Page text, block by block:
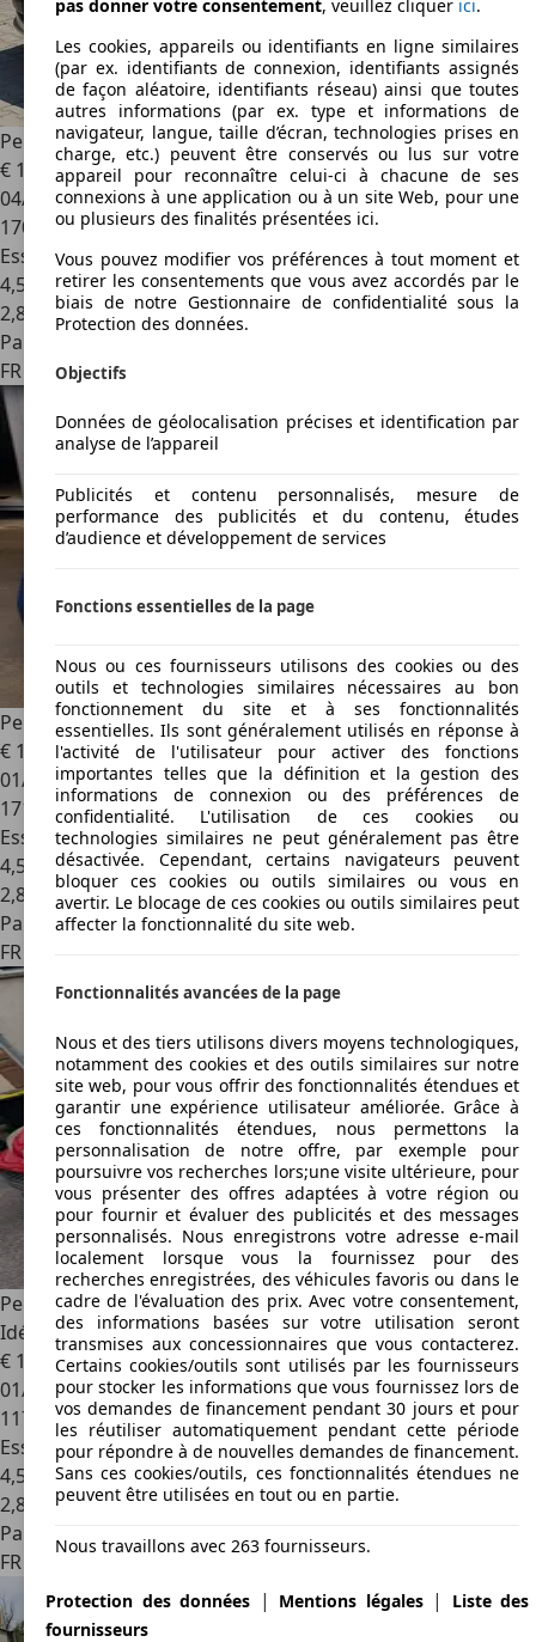
Peugeot 107107 1.0e 12V 68ch BLUE LION Urban Move
€ 1 000
04/2010
170 000 km
Essence
4,5 l/100 km (mixte)
2,8
Particulier
FR 21370Plombières-lès-dijon
Peugeot 107107 1.0e 12V 68ch BLUE LION Trendy
€ 1 000
01/2010
171 000 km
Essence
4,5 l/100 km (mixte)
2,8
Particulier
FR 80480
Peugeot 1071.0 Essence – 68ch – 117 000 km – CT OK –
Idéale J
€ 1 650
01/2011
117 000 km
Essence
4,5 l/100 km (mixte)
2,8
Particulier
FR 57600
pas donner votre consentement, veuillez cliquer ici.
Les cookies, appareils ou identifiants en ligne similaires
(par ex. identifiants de connexion, identifiants assignés
de façon aléatoire, identifiants réseau) ainsi que toutes
autres informations (par ex. type et informations de
navigateur, langue, taille d’écran, technologies prises en
charge, etc.) peuvent être conservés ou lus sur votre
appareil pour reconnaître celui-ci à chacune de ses
connexions à une application ou à un site Web, pour une
ou plusieurs des finalités présentées ici.
Vous pouvez modifier vos préférences à tout moment et
retirer les consentements que vous avez accordés par le
biais de notre Gestionnaire de confidentialité sous la
Protection des données.
Objectifs
Données de géolocalisation précises et identification par
analyse de l’appareil
Publicités et contenu personnalisés, mesure de
performance des publicités et du contenu, études
d’audience et développement de services
Fonctions essentielles de la page
Nous ou ces fournisseurs utilisons des cookies ou des
outils et technologies similaires nécessaires au bon
fonctionnement du site et à ses fonctionnalités
essentielles. Ils sont généralement utilisés en réponse à
l'activité de l'utilisateur pour activer des fonctions
importantes telles que la définition et la gestion des
informations de connexion ou des préférences de
confidentialité. L'utilisation de ces cookies ou
technologies similaires ne peut généralement pas être
désactivée. Cependant, certains navigateurs peuvent
bloquer ces cookies ou outils similaires ou vous en
avertir. Le blocage de ces cookies ou outils similaires peut
affecter la fonctionnalité du site web.
Fonctionnalités avancées de la page
Nous et des tiers utilisons divers moyens technologiques,
notamment des cookies et des outils similaires sur notre
site web, pour vous offrir des fonctionnalités étendues et
garantir une expérience utilisateur améliorée. Grâce à
ces fonctionnalités étendues, nous permettons la
personnalisation de notre offre, par exemple pour
poursuivre vos recherches lors;une visite ultérieure, pour
vous présenter des offres adaptées à votre région ou
pour fournir et évaluer des publicités et des messages
personnalisés. Nous enregistrons votre adresse e-mail
localement lorsque vous la fournissez pour des
recherches enregistrées, des véhicules favoris ou dans le
cadre de l'évaluation des prix. Avec votre consentement,
des informations basées sur votre utilisation seront
transmises aux concessionnaires que vous contacterez.
Certains cookies/outils sont utilisés par les fournisseurs
pour stocker les informations que vous fournissez lors de
vos demandes de financement pendant 30 jours et pour
les réutiliser automatiquement pendant cette période
pour répondre à de nouvelles demandes de financement.
Sans ces cookies/outils, ces fonctionnalités étendues ne
peuvent être utilisées en tout ou en partie.
Nous travaillons avec 263 fournisseurs.
Protection des données | Mentions légales|
Liste des
fournisseurs